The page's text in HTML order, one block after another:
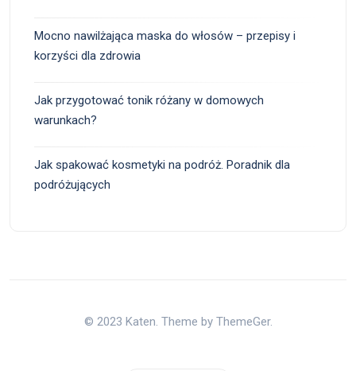
Mocno nawilżająca maska do włosów – przepisy i
korzyści dla zdrowia
Jak przygotować tonik różany w domowych
warunkach?
Jak spakować kosmetyki na podróż. Poradnik dla
podróżujących
© 2023 Katen. Theme by ThemeGer.